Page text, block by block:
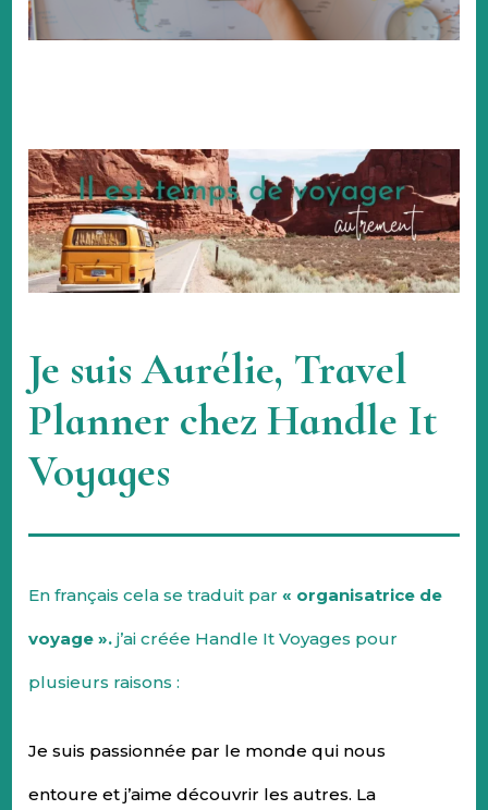
Je suis Aurélie, Travel
Planner chez Handle It
Voyages
En français cela se traduit par « organisatrice de
voyage ». j’ai créée Handle It Voyages pour
plusieurs raisons :
Je suis passionnée par le monde qui nous
entoure et j’aime découvrir les autres. La